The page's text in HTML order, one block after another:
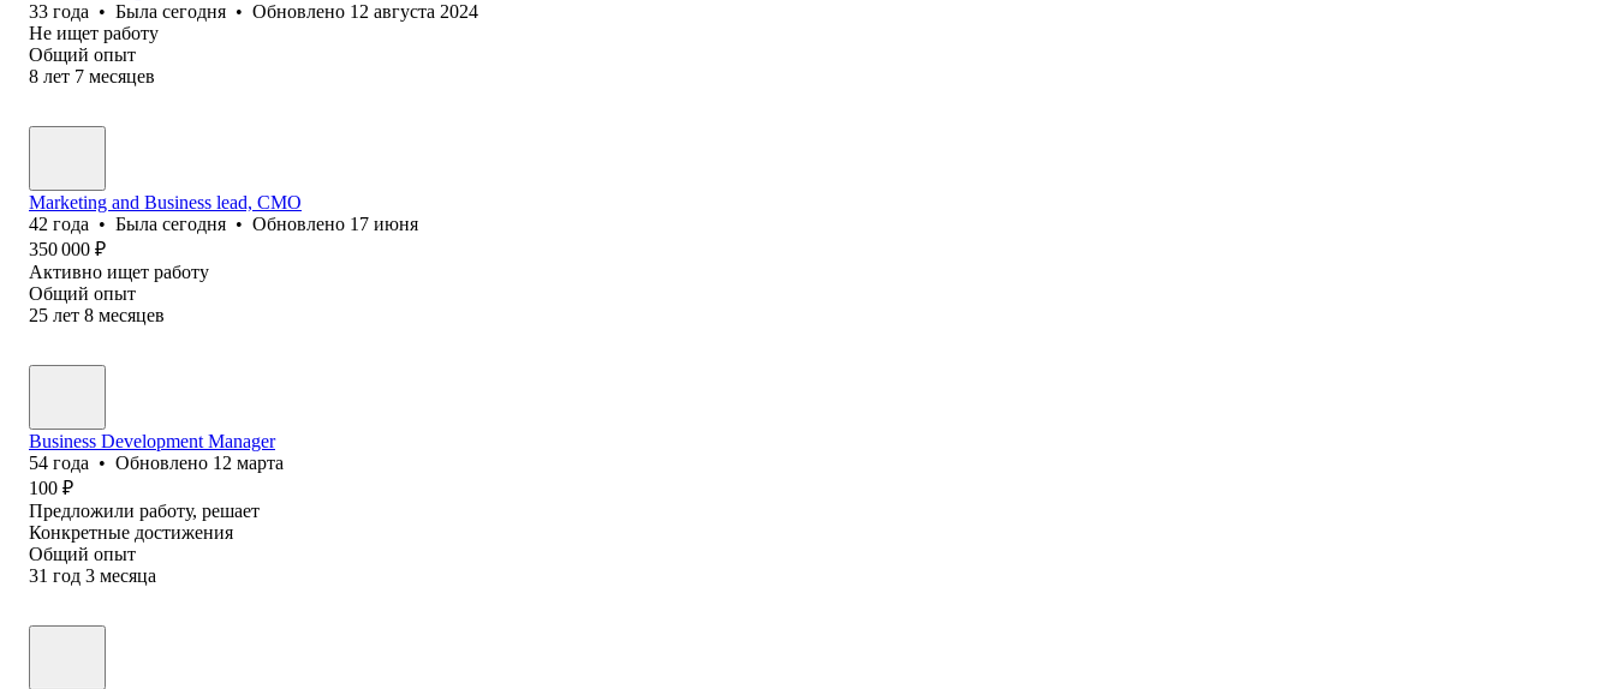
33 года • Была сегодня • Обновлено 12 августа 2024
Не ищет работу
Общий опыт
8 лет 7 месяцев
Marketing and Business lead, CMO
42 года • Была сегодня • Обновлено 17 июня
350 000 ₽
Активно ищет работу
Общий опыт
25 лет 8 месяцев
Business Development Manager
54 года • Обновлено 12 марта
100 ₽
Предложили работу, решает
Конкретные достижения
Общий опыт
31 год 3 месяца